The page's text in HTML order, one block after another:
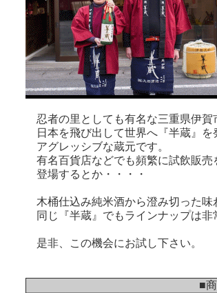
忍者の里としても有名な三重県伊賀
日本を飛び出して世界へ『半蔵』を
アグレッシブな蔵元です。
有名百貨店などでも頻繁に試飲販売
登場するとか・・・・
木桶仕込み純米酒から澄み切った味
同じ『半蔵』でもラインナップは非
是非、この機会にお試し下さい。
■